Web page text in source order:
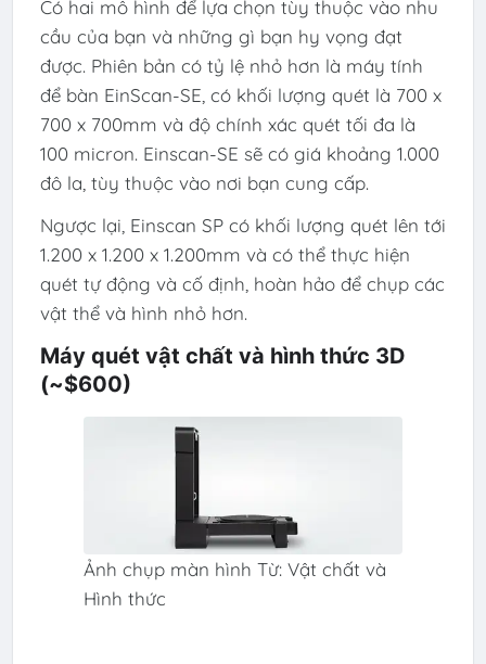
Có hai mô hình để lựa chọn tùy thuộc vào nhu
cầu của bạn và những gì bạn hy vọng đạt
được. Phiên bản có tỷ lệ nhỏ hơn là máy tính
để bàn EinScan-SE, có khối lượng quét là 700 x
700 x 700mm và độ chính xác quét tối đa là
100 micron. Einscan-SE sẽ có giá khoảng 1.000
đô la, tùy thuộc vào nơi bạn cung cấp.
Ngược lại, Einscan SP có khối lượng quét lên tới
1.200 x 1.200 x 1.200mm và có thể thực hiện
quét tự động và cố định, hoàn hảo để chụp các
vật thể và hình nhỏ hơn.
Máy quét vật chất và hình thức 3D
(~$600)
Ảnh chụp màn hình Từ: Vật chất và
Hình thức